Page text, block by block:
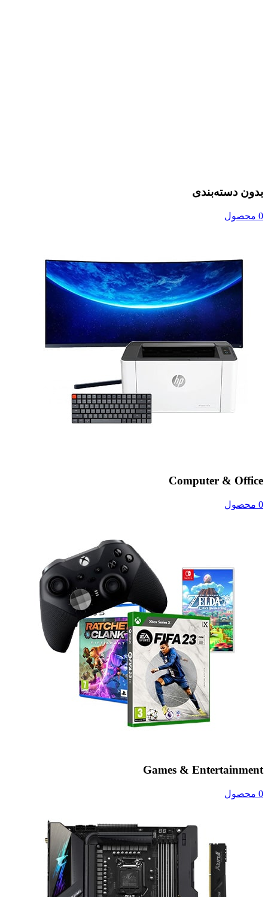
بدون دسته‌بندی
0 محصول
Computer & Office
0 محصول
Games & Entertainment
0 محصول